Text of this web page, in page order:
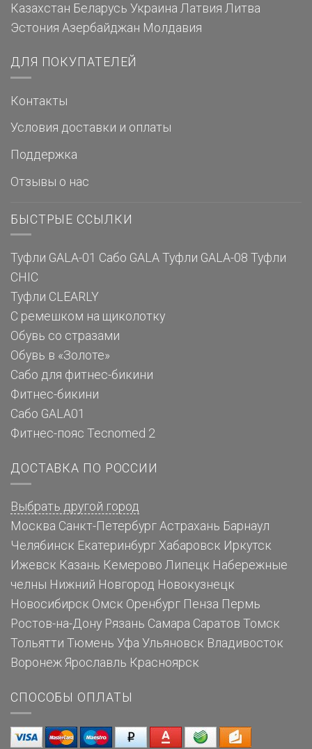
Казахстан Беларусь Украина Латвия Литва
Эстония Азербайджан Молдавия
ДЛЯ ПОКУПАТЕЛЕЙ
Контакты
Условия доставки и оплаты
Поддержка
Отзывы о нас
БЫСТРЫЕ ССЫЛКИ
Туфли GALA-01 Сабо GALA Туфли GALA-08 Туфли
CHIC
Туфли CLEARLY
С ремешком на щиколотку
Обувь со стразами
Обувь в «Золоте»
Сабо для фитнес-бикини
Фитнес-бикини
Сабо GALA01
Фитнес-пояс Tecnomed 2
ДОСТАВКА ПО РОССИИ
Выбрать другой город
Москва Санкт-Петербург Астрахань Барнаул
Челябинск Екатеринбург Хабаровск Иркутск
Ижевск Казань Кемерово Липецк Набережные
челны Нижний Новгород Новокузнецк
Новосибирск Омск Оренбург Пенза Пермь
Ростов-на-Дону Рязань Самара Саратов Томск
Тольятти Тюмень Уфа Ульяновск Владивосток
Воронеж Ярославль Красноярск
СПОСОБЫ ОПЛАТЫ